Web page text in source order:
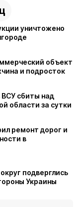
уничтожено
объект
и подросток
ВСУ сбиты над
области за сутки
ремонт дорог и
в
подверглись
Украины